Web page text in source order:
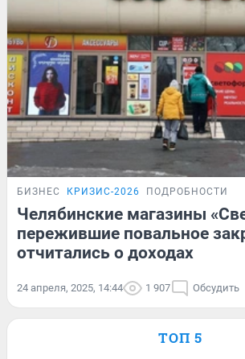
БИЗНЕС КРИЗИС-2026 ПОДРОБНОСТИ
Челябинские магазины
пережившие повальное
отчитались о доходах
24 апреля, 2025, 14:44 1 907 Обсудить
ТОП 5